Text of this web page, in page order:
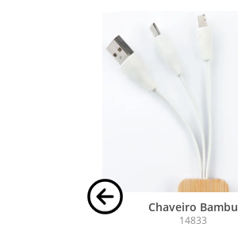
Chaveiro Bambu
14833